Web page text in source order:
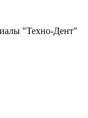
"Техно-Дент"